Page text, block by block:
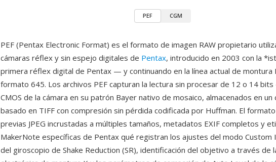
PEF CGM
PEF (Pentax Electronic Format) es el formato de imagen RAW propietario
cámaras réflex y sin espejo digitales de Pentax, introducido en 2003 con la
primera réflex digital de Pentax — y continuando en la línea actual de montura
formato 645. Los archivos PEF capturan la lectura sin procesar de 12 o 14
CMOS de la cámara en su patrón Bayer nativo de mosaico, almacenados en
basado en TIFF con compresión sin pérdida codificada por Huffman. El
previas JPEG incrustadas a múltiples tamaños, metadatos EXIF completos y
MakerNote específicas de Pentax qué registran los ajustes del modo Custom
del giroscopio de Shake Reduction (SR), identificación del objetivo a través de